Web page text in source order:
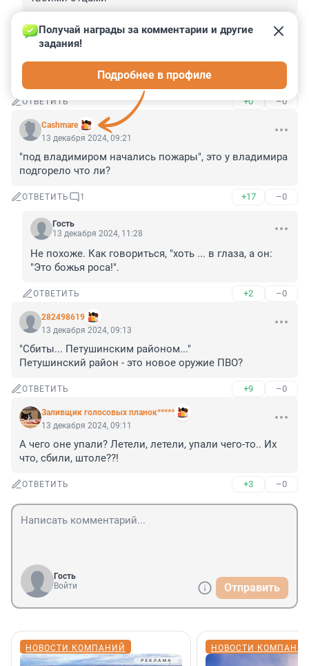
ОТВЕТИТЬ –0
Гость
начались пожары
ОТВЕТИТЬ +0 –0
Cashmare
Получай награды за комментарии и другие
задания!
Подробнее в профиле
13 декабря 2024, 09:21
"под владимиром начались пожары", это у владимира
подгорело что ли?
ОТВЕТИТЬ 1 +17 –0
Гость
13 декабря 2024, 11:28
Не похоже. Как говориться, "хоть ... в глаза, а он:
"Это божья роса!".
ОТВЕТИТЬ +2 –0
282498619
13 декабря 2024, 09:13
"Сбиты... Петушинским районом..."
Петушинский район - это новое оружие ПВО?
ОТВЕТИТЬ +9 –0
Заливщик голосовых планок*****
13 декабря 2024, 09:11
А чего оне упали? Летели, летели, упали чего-то.. Их
что, сбили, штоле??!
ОТВЕТИТЬ +3 –0
Гость
Войти
Отправить
НОВОСТИ КОМПАНИЙ НОВОСТИ